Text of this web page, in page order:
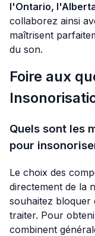
l'Ontario,
collaborez ainsi
maîtrisent
du son.
Foire aux
Quels sont les
pour
Le choix des
directement de la
souhaitez bloquer
traiter. Pour
combinent